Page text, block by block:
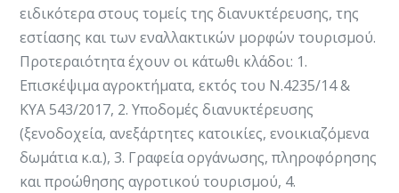
ειδικότερα στους τομείς της διανυκτέρευσης, της
εστίασης και των εναλλακτικών μορφών τουρισμού.
Προτεραιότητα έχουν οι κάτωθι κλάδοι: 1.
Επισκέψιμα αγροκτήματα, εκτός του Ν.4235/14 &
ΚΥΑ 543/2017, 2. Υποδομές διανυκτέρευσης
(ξενοδοχεία, ανεξάρτητες κατοικίες, ενοικιαζόμενα
δωμάτια κ.α.), 3. Γραφεία οργάνωσης, πληροφόρησης
και προώθησης αγροτικού τουρισμού, 4.